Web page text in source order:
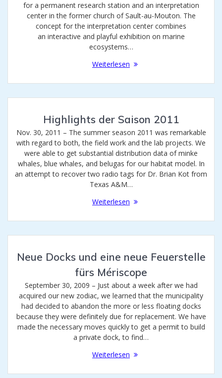
for a permanent research station and an interpretation
center in the former church of Sault-au-Mouton. The
concept for the interpretation center combines
an interactive and playful exhibition on marine
ecosystems…
Weiterlesen
Highlights der Saison 2011
Nov. 30, 2011 – The summer season 2011 was remarkable
with regard to both, the field work and the lab projects. We
were able to get substantial distribution data of minke
whales, blue whales, and belugas for our habitat model. In
an attempt to recover two radio tags for Dr. Brian Kot from
Texas A&M…
Weiterlesen
Neue Docks und eine neue Feuerstelle
fürs Mériscope
September 30, 2009 – Just about a week after we had
acquired our new zodiac, we learned that the municipality
had decided to abandon the more or less floating docks
because they were definitely due for replacement. We have
made the necessary moves quickly to get a permit to build
a private dock, to find…
Weiterlesen